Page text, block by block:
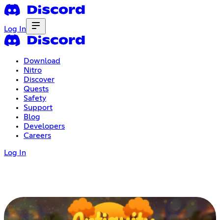
Log In
Download
Nitro
Discover
Quests
Safety
Support
Blog
Developers
Careers
Log In